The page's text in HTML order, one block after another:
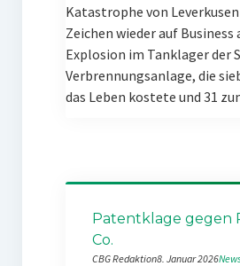
Katastrophe von
Zeichen wieder auf Business
Explosion im Tanklager der
Verbrennungsanlage, die
das Leben kostete und 31
Patentklage gegen
Co.
CBG Redaktion8. Januar 2026